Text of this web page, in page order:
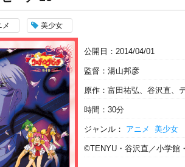
メ 美少女
公開日：2014/04/01
監督：湯山邦彦
原作：富田祐弘、谷沢直、
時間：30分
ジャンル： アニメ 美少女
©TENYU・谷沢直／小学館